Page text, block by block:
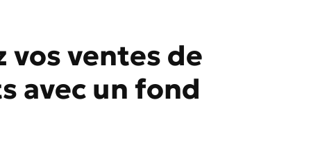
vos ventes de
avec un fond